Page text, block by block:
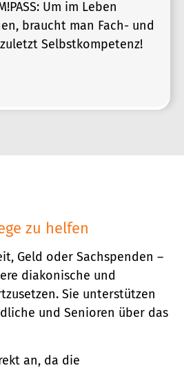
Um im Leben
braucht man Fach- und
Selbstkompetenz!
zu helfen
Geld oder Sachspenden –
diakonische und
Sie unterstützen
und Senioren über das
an, da die